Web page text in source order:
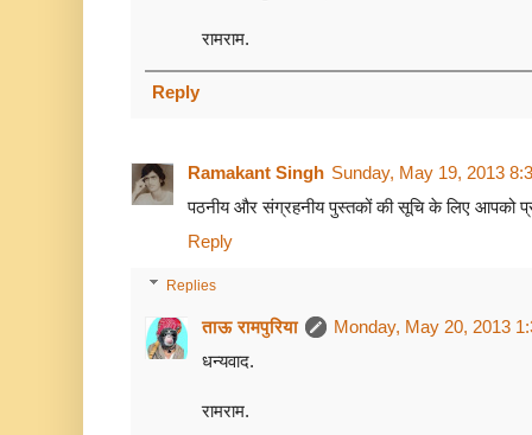
रामराम.
Reply
Ramakant Singh Sunday, May 19, 2013
पठनीय और संग्रहनीय पुस्तकों की सूचि के लिए आपको
Reply
Replies
ताऊ रामपुरिया
Monday, May 20, 2013
धन्यवाद.
रामराम.